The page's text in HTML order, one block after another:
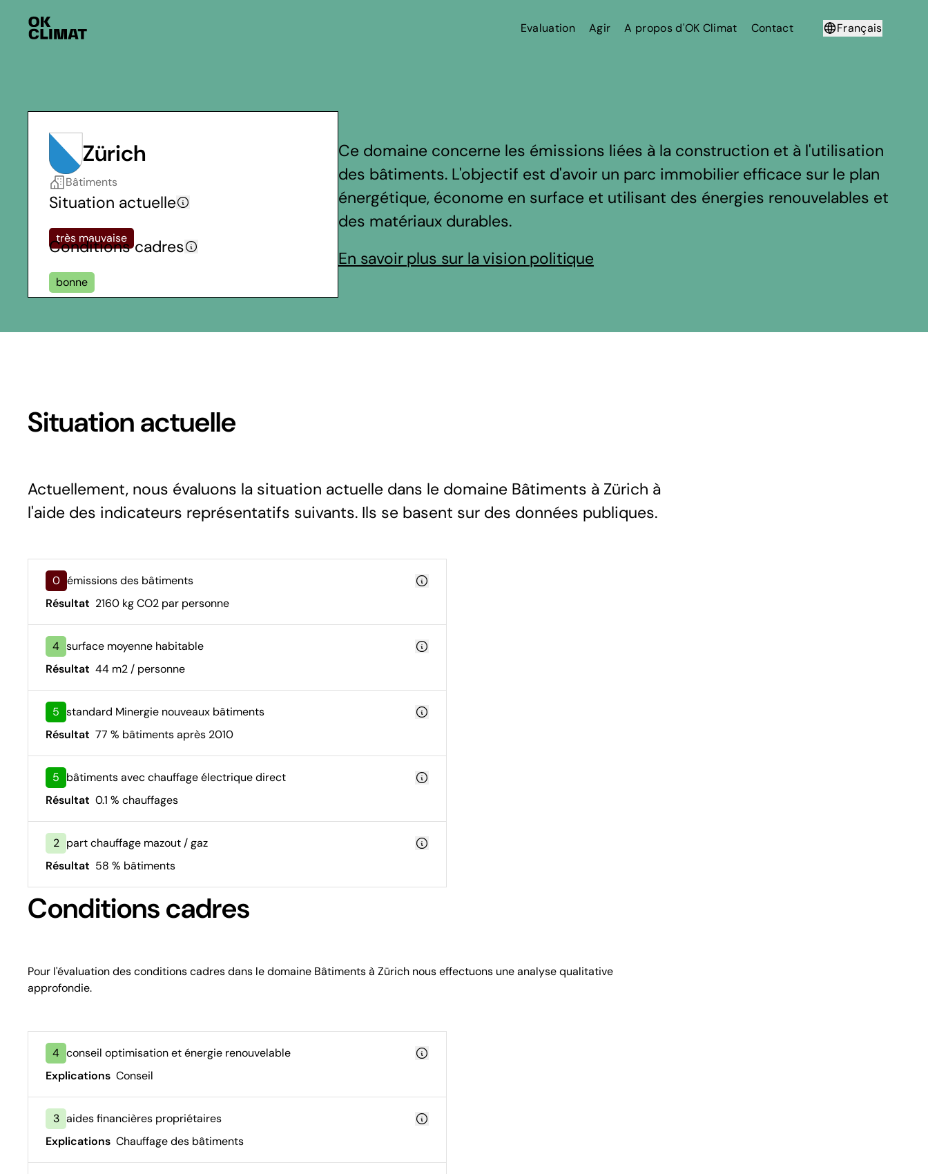
Evaluation Agir A propos d'OK Climat Contact
Français
Zürich
Bâtiments
Situation actuelle
très mauvaise
Conditions cadres
bonne
Ce domaine concerne les émissions liées à la construction et à l'utilisation
des bâtiments. L'objectif est d'avoir un parc immobilier efficace sur le plan
énergétique, économe en surface et utilisant des énergies renouvelables et
des matériaux durables.
En savoir plus sur la vision politique
Situation actuelle
Actuellement, nous évaluons la situation actuelle dans le domaine Bâtiments à Zürich à
l'aide des indicateurs représentatifs suivants. Ils se basent sur des données publiques.
0 émissions des bâtiments
Résultat 2160 kg CO2 par personne
4 surface moyenne habitable
Résultat 44 m2 / personne
5 standard Minergie nouveaux bâtiments
Résultat 77 % bâtiments après 2010
5 bâtiments avec chauffage électrique direct
Résultat 0.1 % chauffages
2 part chauffage mazout / gaz
Résultat 58 % bâtiments
Conditions cadres
Pour l'évaluation des conditions cadres dans le domaine Bâtiments à Zürich nous effectuons une analyse qualitative
approfondie.
4 conseil optimisation et énergie renouvelable
Explications Conseil
3 aides financières propriétaires
Explications Chauffage des bâtiments